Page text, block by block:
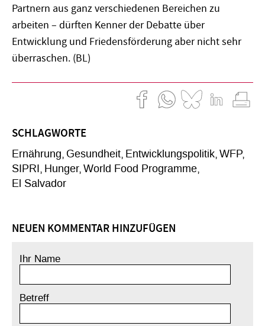
Partnern aus ganz verschiedenen Bereichen zu
arbeiten – dürften Kenner der Debatte über
Entwicklung und Friedensförderung aber nicht sehr
überraschen. (BL)
SCHLAGWORTE
Ernährung Gesundheit Entwicklungspolitik WFP
SIPRI Hunger World Food Programme
El Salvador
NEUEN KOMMENTAR HINZUFÜGEN
Ihr Name
Betreff